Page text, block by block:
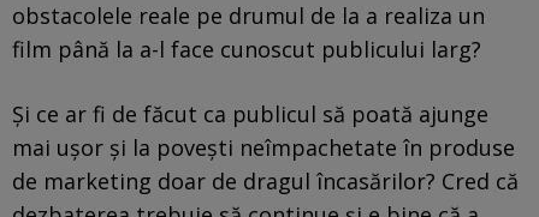
obstacolele reale pe drumul de la a realiza un
film până la a-l face cunoscut publicului larg?
Și ce ar fi de făcut ca publicul să poată ajunge
mai ușor și la povești neîmpachetate în produse
de marketing doar de dragul încasărilor? Cred că